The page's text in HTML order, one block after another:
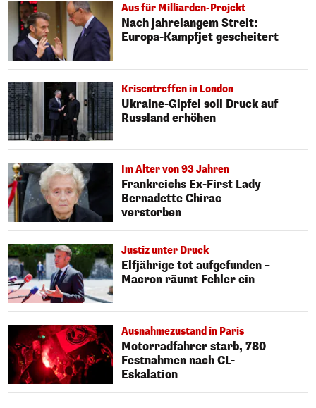
Aus für Milliarden-Projekt
Nach jahrelangem Streit:
Europa-Kampfjet gescheitert
Krisentreffen in London
Ukraine-Gipfel soll Druck auf
Russland erhöhen
Im Alter von 93 Jahren
Frankreichs Ex-First Lady
Bernadette Chirac
verstorben
Justiz unter Druck
Elfjährige tot aufgefunden –
Macron räumt Fehler ein
Ausnahmezustand in Paris
Motorradfahrer starb, 780
Festnahmen nach CL-
Eskalation